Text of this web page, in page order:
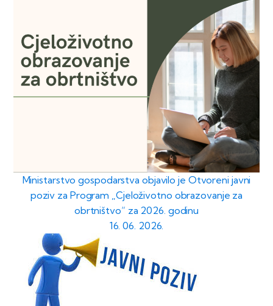
Ministarstvo gospodarstva objavilo je Otvoreni javni
poziv za Program „Cjeloživotno obrazovanje za
obrtništvo“ za 2026. godinu
16. 06. 2026.